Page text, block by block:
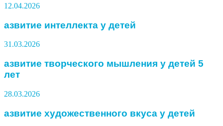
12.04.2026
азвитие интеллекта у детей
31.03.2026
азвитие творческого мышления у детей 5
лет
28.03.2026
азвитие художественного вкуса у детей